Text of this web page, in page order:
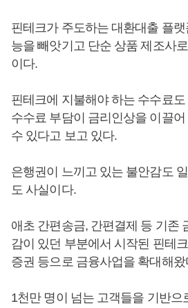
핀테크가 주도하는 대환대출 플랫
능을 빼앗기고 단순 상품 제조사
이다.
핀테크에 지불해야 하는 수수료
수수료 부담이 금리인상을 이끌
수 있다고 보고 있다.
은행권이 느끼고 있는 불안감도
도 사실이다.
애초 간편송금, 간편결제 등 기존
감이 있던 부분에서 시작된 핀테
증권 등으로 금융사업을 확대해왔
1천만 명이 넘는 고객들을 기반으